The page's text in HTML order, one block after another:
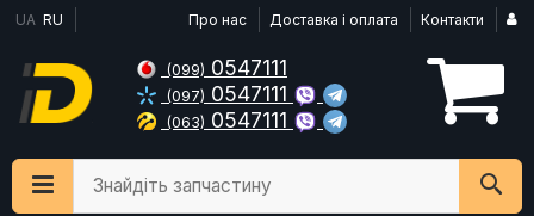
UA RU Про нас Доставка і оплата Контакти
(099) 0547111
(097) 0547111
(063) 0547111
Знайдіть запчастину